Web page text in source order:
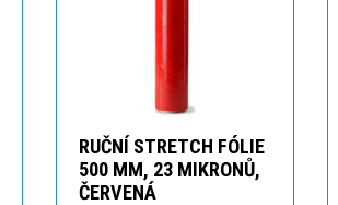
RUČNÍ STRETCH FÓLIE
500 MM, 23 MIKRONŮ,
ČERVENÁ